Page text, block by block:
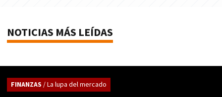
NOTICIAS MÁS LEÍDAS
FINANZAS / La lupa del mercado